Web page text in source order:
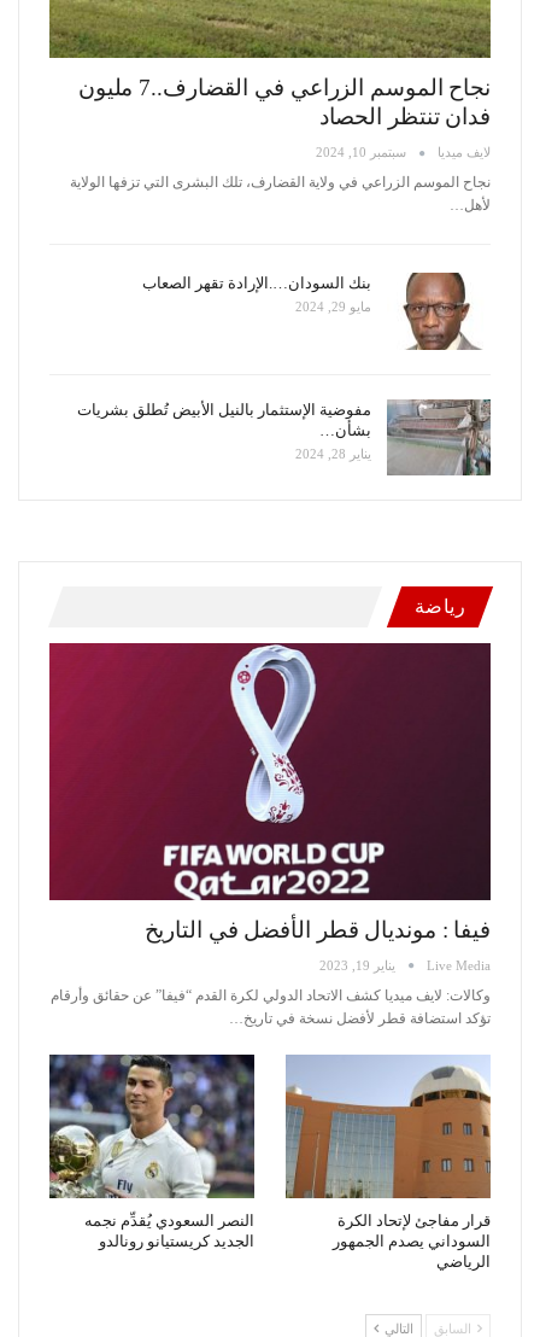
نجاح الموسم الزراعي في القضارف..7 مليون
فدان تنتظر الحصاد
لايف ميديا سبتمبر 10, 2024
نجاح الموسم الزراعي في ولاية القضارف، تلك البشرى التي تزفها الولاية
لأهل…
بنك السودان….الإرادة تقهر الصعاب
مايو 29, 2024
مفوضية الإستثمار بالنيل الأبيض تُطلق بشريات
بشأن…
يناير 28, 2024
رياضة
فيفا : مونديال قطر الأفضل في التاريخ
Live Media يناير 19, 2023
وكالات: لايف ميديا كشف الاتحاد الدولي لكرة القدم “فيفا” عن حقائق وأرقام
تؤكد استضافة قطر لأفضل نسخة في تاريخ
قرار مفاجئ لإتحاد الكرة
السوداني يصدم الجمهور
الرياضي
النصر السعودي يُقدِّم نجمه
الجديد كريستيانو رونالدو
السابق التالي